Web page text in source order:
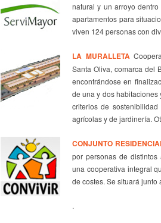
natural y un arroyo
apartamentos para
viven 124 personas con
LA MURALLETA
Santa Oliva, comarca del
encontrándose en
de una y dos habitaciones
criterios de
agrícolas y de jardinería.
CONJUNTO
por personas de distintos
una cooperativa integral
de costes. Se situará
.